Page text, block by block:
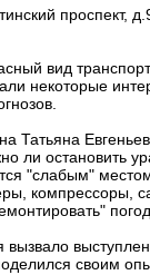
проспект,
вид
некоторые
Татьяна
ли остановить
"слабым"
компрессоры,
поделился